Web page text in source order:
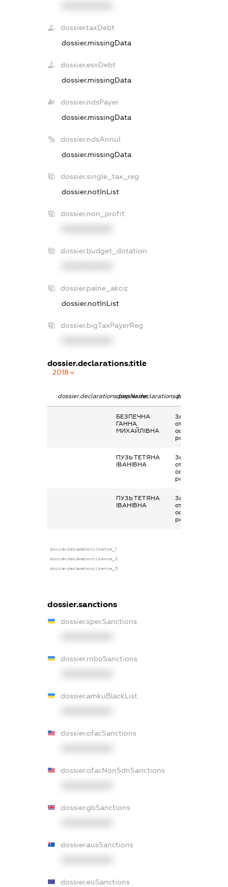
dossier.taxDebt
dossier.missingData
dossier.esvDebt
dossier.missingData
dossier.ndsPayer
dossier.missingData
dossier.ndsAnnul
dossier.missingData
dossier.single_tax_reg
dossier.notInList
dossier.non_profit
dossier.budget_dotation
dossier.palne_akciz
dossier.notInList
dossier.bigTaxPayerReg
dossier.declarations.title
2018
dossier.declarations.pepNamedossier.declarations.personName
БЕЗПЕЧНА
ГАННА
МИХАЙЛІВНА
Заробітна плата
отримана за
основним місцем
роботи
ПУЗЬ ТЕТЯНА
ІВАНІВНА
Заробітна плата
отримана за
основним місцем
роботи
ПУЗЬ ТЕТЯНА
ІВАНІВНА
Заробітна плата
отримана за
основним місцем
роботи
dossier.declarations.license_1
dossier.declarations.license_2
dossier.declarations.license_3
dossier.sanctions
dossier.specSanctions
dossier.rnboSanctions
dossier.amkuBlackList
dossier.ofacSanctions
dossier.ofacNonSdnSanctions
dossier.gbSanctions
dossier.ausSanctions
dossier.euSanctions